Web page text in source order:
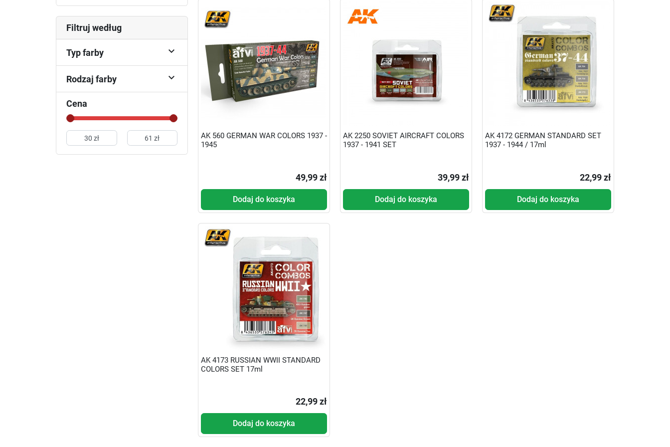
Filtruj według
Typ farby 
Rodzaj farby 
Cena
AK 560 GERMAN WAR COLORS 1937 -
1945
49,99 zł
Dodaj do koszyka
AK 2250 SOVIET AIRCRAFT COLORS
1937 - 1941 SET
39,99 zł
Dodaj do koszyka
AK 4172 GERMAN STANDARD SET
1937 - 1944 / 17ml
22,99 zł
Dodaj do koszyka
AK 4173 RUSSIAN WWII STANDARD
COLORS SET 17ml
22,99 zł
Dodaj do koszyka